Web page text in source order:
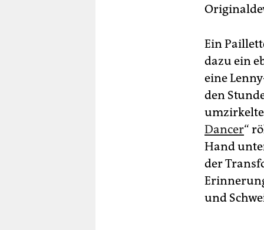
Ein
dazu ein
eine
den
Dancer“
Hand
der
und